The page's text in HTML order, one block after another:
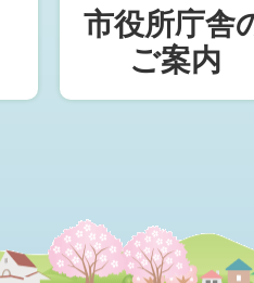
市役所庁舎
ご案内